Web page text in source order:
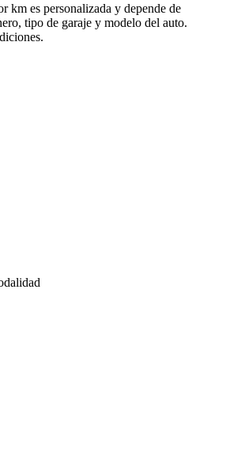
km es personalizada y depende de
tipo de garaje y modelo del auto.